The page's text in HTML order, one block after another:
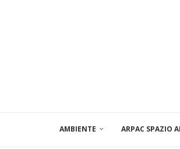
AMBIENTE ARPAC SPAZIO